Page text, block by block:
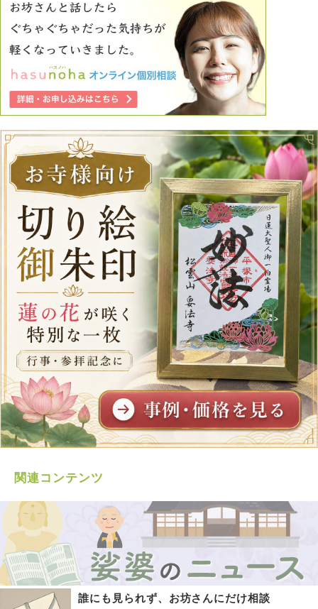
関連コンテンツ
誰にも見られず、お坊さんにだけ相談